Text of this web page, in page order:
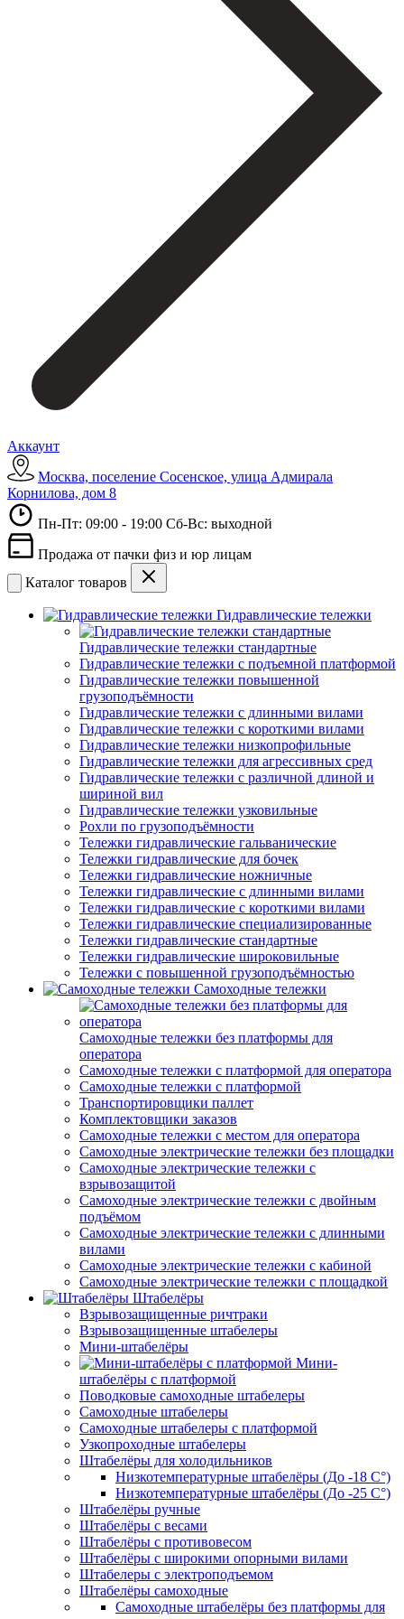
Аккаунт
Москва, поселение Сосенское, улица Адмирала
Корнилова, дом 8
Пн-Пт: 09:00 - 19:00 Сб-Вс: выходной
Продажа от пачки физ и юр лицам
Каталог товаров
Гидравлические тележки
Гидравлические тележки стандартные
Гидравлические тележки с подъемной платформой
Гидравлические тележки повышенной
грузоподъёмности
Гидравлические тележки с длинными вилами
Гидравлические тележки с короткими вилами
Гидравлические тележки низкопрофильные
Гидравлические тележки для агрессивных сред
Гидравлические тележки с различной длиной и
шириной вил
Гидравлические тележки узковильные
Рохли по грузоподъёмности
Тележки гидравлические гальванические
Тележки гидравлические для бочек
Тележки гидравлические ножничные
Тележки гидравлические с длинными вилами
Тележки гидравлические с короткими вилами
Тележки гидравлические специализированные
Тележки гидравлические стандартные
Тележки гидравлические широковильные
Тележки с повышенной грузоподъёмностью
Самоходные тележки
Самоходные тележки без платформы для
оператора
Самоходные тележки с платформой для оператора
Самоходные тележки с платформой
Транспортировщики паллет
Комплектовщики заказов
Самоходные тележки с местом для оператора
Самоходные электрические тележки без площадки
Самоходные электрические тележки с
взрывозащитой
Самоходные электрические тележки с двойным
подъёмом
Самоходные электрические тележки с длинными
вилами
Самоходные электрические тележки с кабиной
Самоходные электрические тележки с площадкой
Штабелёры
Взрывозащищенные ричтраки
Взрывозащищенные штабелеры
Мини-штабелёры
Мини-
штабелёры с платформой
Поводковые самоходные штабелеры
Самоходные штабелеры
Самоходные штабелеры с платформой
Узкопроходные штабелеры
Штабелёры для холодильников
Низкотемпературные штабелёры (До -18 C°)
Низкотемпературные штабелёры (До -25 C°)
Штабелёры ручные
Штабелёры с весами
Штабелёры с противовесом
Штабелёры с широкими опорными вилами
Штабелеры с электроподъемом
Штабелёры самоходные
Самоходные штабелёры без платформы для